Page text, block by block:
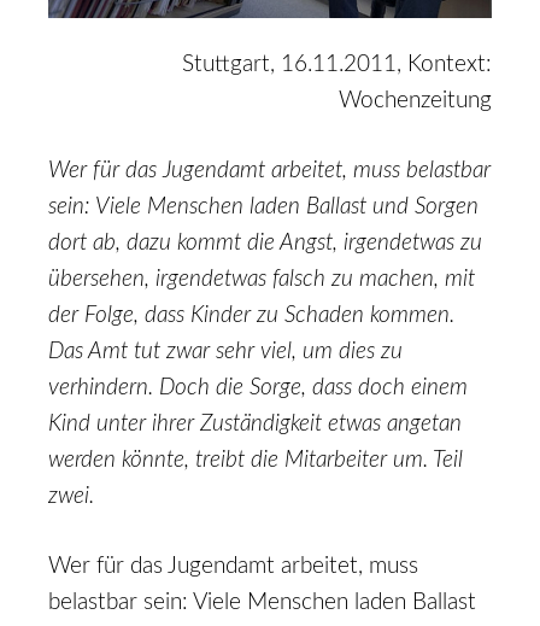
Stuttgart, 16.11.2011, Kontext:
Wochenzeitung
Wer für das Jugendamt arbeitet, muss belastbar
sein: Viele Menschen laden Ballast und Sorgen
dort ab, dazu kommt die Angst, irgendetwas zu
übersehen, irgendetwas falsch zu machen, mit
der Folge, dass Kinder zu Schaden kommen.
Das Amt tut zwar sehr viel, um dies zu
verhindern. Doch die Sorge, dass doch einem
Kind unter ihrer Zuständigkeit etwas angetan
werden könnte, treibt die Mitarbeiter um. Teil
zwei.
Wer für das Jugendamt arbeitet, muss
belastbar sein: Viele Menschen laden Ballast